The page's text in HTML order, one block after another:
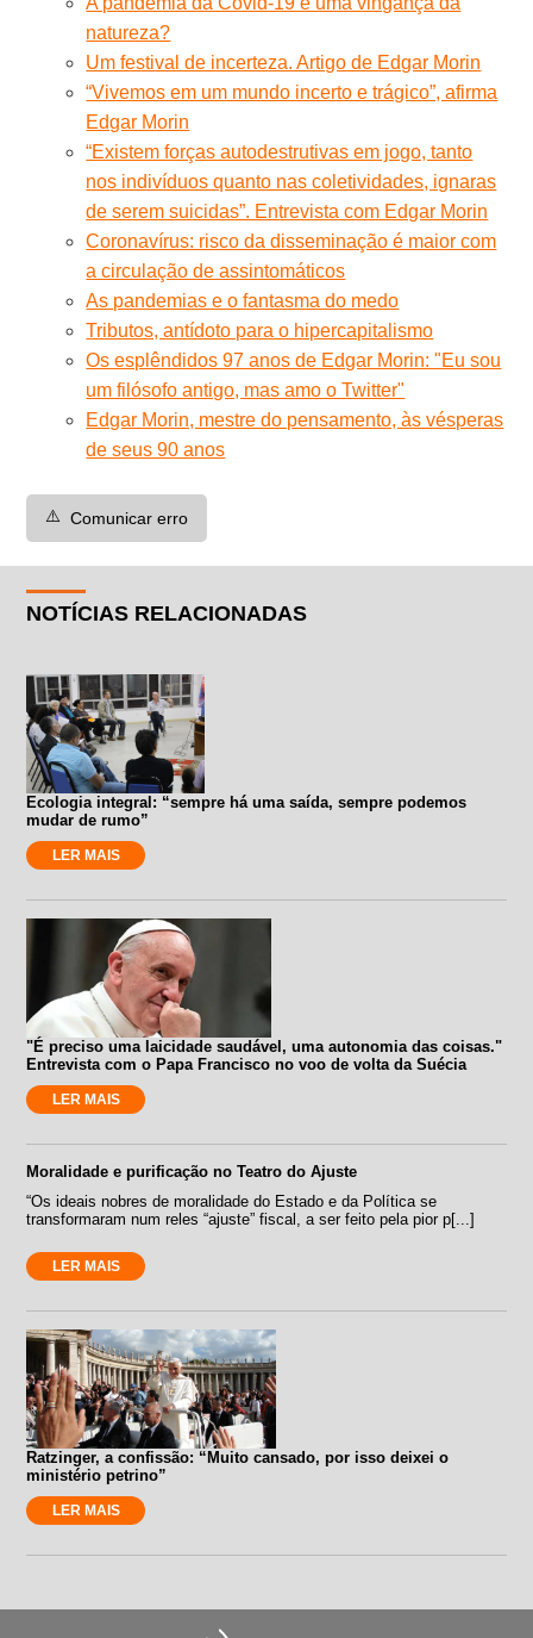
natureza?
Um festival de incerteza. Artigo de Edgar Morin
“Vivemos em um mundo incerto e trágico”, afirma
Edgar Morin
“Existem forças autodestrutivas em jogo, tanto
nos indivíduos quanto nas coletividades, ignaras
de serem suicidas”. Entrevista com Edgar Morin
Coronavírus: risco da disseminação é maior com
a circulação de assintomáticos
As pandemias e o fantasma do medo
Tributos, antídoto para o hipercapitalismo
Os esplêndidos 97 anos de Edgar Morin: "Eu sou
um filósofo antigo, mas amo o Twitter"
Edgar Morin, mestre do pensamento, às vésperas
de seus 90 anos
⚠️ Comunicar erro
NOTÍCIAS RELACIONADAS
Ecologia integral: “sempre há uma saída, sempre podemos
mudar de rumo”
LER MAIS
"É preciso uma laicidade saudável, uma autonomia das coisas."
Entrevista com o Papa Francisco no voo de volta da Suécia
LER MAIS
Moralidade e purificação no Teatro do Ajuste
“Os ideais nobres de moralidade do Estado e da Política se
transformaram num reles “ajuste” fiscal, a ser feito pela pior p[...]
LER MAIS
Ratzinger, a confissão: “Muito cansado, por isso deixei o
ministério petrino”
LER MAIS